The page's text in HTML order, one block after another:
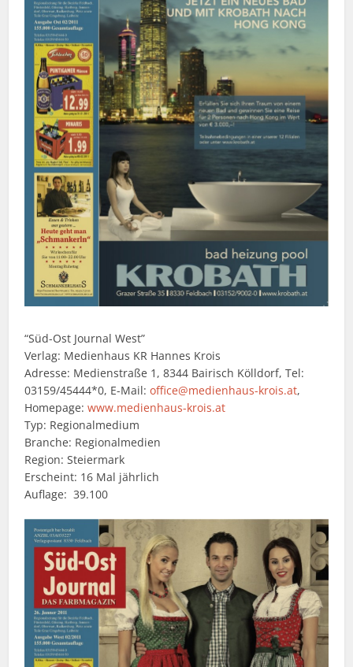
“Süd-Ost Journal West”
Verlag: Medienhaus KR Hannes Krois
Adresse: Medienstraße 1, 8344 Bairisch Kölldorf, Tel:
03159/45444*0, E-Mail:office@medienhaus-krois.at,
Homepage:www.medienhaus-krois.at
Typ: Regionalmedium
Branche: Regionalmedien
Region: Steiermark
Erscheint: 16 Mal jährlich
Auflage: 39.100